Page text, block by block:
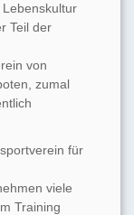
Teil der
von
zumal
für
viele
Training